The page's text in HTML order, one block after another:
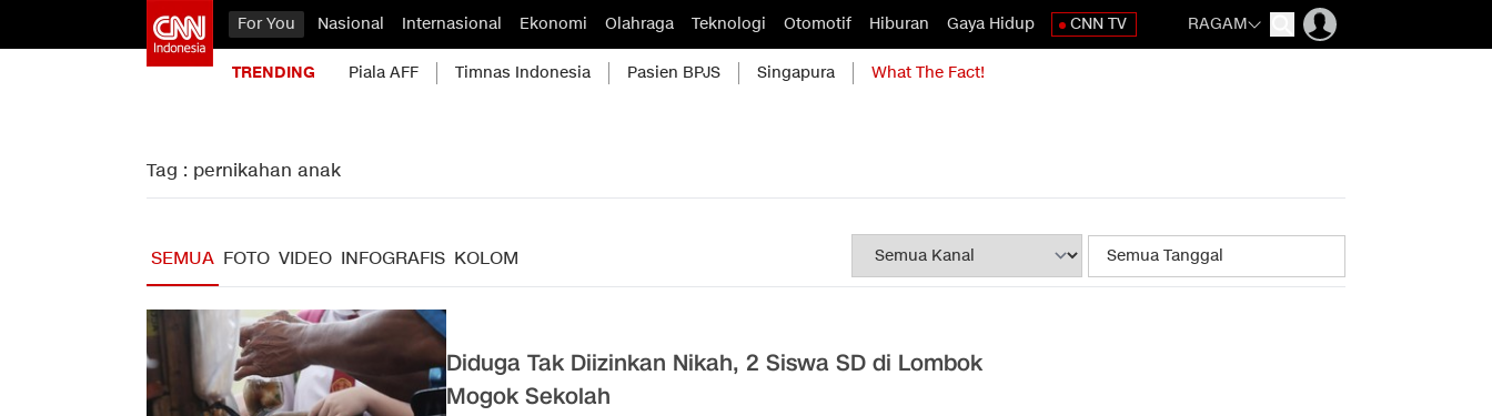
For You Nasional Internasional Ekonomi Olahraga Teknologi Otomotif Hiburan Gaya Hidup CNN TV RAGAM
TRENDING Piala AFF Timnas Indonesia Pasien BPJS Singapura What The Fact!
Tag : pernikahan anak
SEMUA FOTO VIDEO INFOGRAFIS KOLOM
Diduga Tak Diizinkan Nikah, 2 Siswa SD di Lombok
Mogok Sekolah